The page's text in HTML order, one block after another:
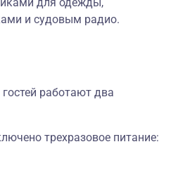
и судовым радио.
работают два
трехразовое питание: